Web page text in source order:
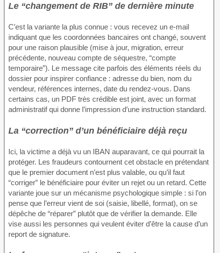
Le “changement de RIB” de dernière minute
C’est la variante la plus connue : vous recevez un e-mail
indiquant que les coordonnées bancaires ont changé, souvent
pour une raison plausible (mise à jour, migration, erreur
précédente, nouveau compte de séquestre, “compte
temporaire”). Le message cite parfois des éléments réels du
dossier pour inspirer confiance : adresse du bien, nom du
vendeur, références internes, date du rendez-vous. Dans
certains cas, un PDF très crédible est joint, avec un format
administratif qui donne l’impression d’une instruction standard.
La “correction” d’un bénéficiaire déjà reçu
Ici, la victime a déjà vu un IBAN auparavant, ce qui pourrait la
protéger. Les fraudeurs contournent cet obstacle en prétendant
que le premier document n’est plus valable, ou qu’il faut
“corriger” le bénéficiaire pour éviter un rejet ou un retard. Cette
variante joue sur un mécanisme psychologique simple : si l’on
pense que l’erreur vient de soi (saisie, libellé, format), on se
dépêche de “réparer” plutôt que de vérifier la demande. Elle
vise aussi les personnes qui veulent éviter d’être la cause d’un
report de signature.